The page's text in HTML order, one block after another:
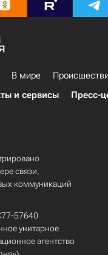
В мире
и сервисы Пресс-
связи,
коммуникаций
57640
унитарное
агентство